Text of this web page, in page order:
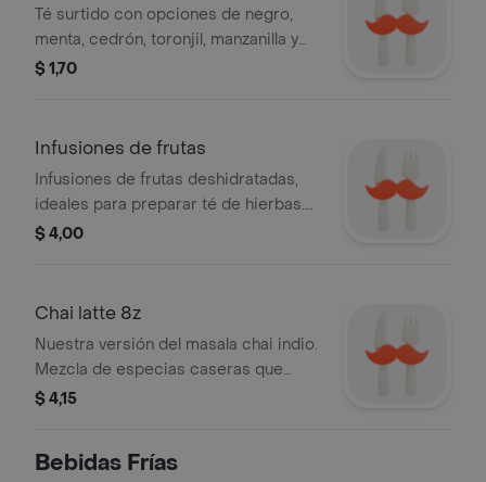
Té surtido con opciones de negro,
menta, cedrón, toronjil, manzanilla y
flor de jamaica.
$ 1,70
Infusiones de frutas
Infusiones de frutas deshidratadas,
ideales para preparar té de hierbas.
Incluye rodajas de piña, naranja y
$ 4,00
Chai latte 8z
Nuestra versión del masala chai indio.
Mezcla de especias caseras que
incluyen vainilla, nuez moscada,
Algunas especias están tostadas para
$ 4,15
Bebidas Frías